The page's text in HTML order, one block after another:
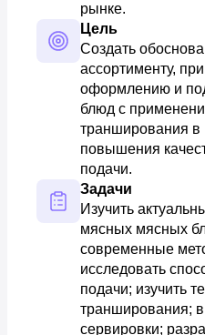
рынке.
Цель
Создать
ассортименту,
оформлению и
блюд с
транширования в
повышения
подачи.
Задачи
Изучить
мясных мясных
современные
исследовать
подачи; изучить
транширования;
сервировки;